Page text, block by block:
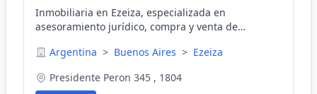
Inmobiliaria en Ezeiza, especializada en
asesoramiento jurídico, compra y venta de
locación.
Argentina > Buenos Aires > Ezeiza
Presidente Peron 345 , 1804